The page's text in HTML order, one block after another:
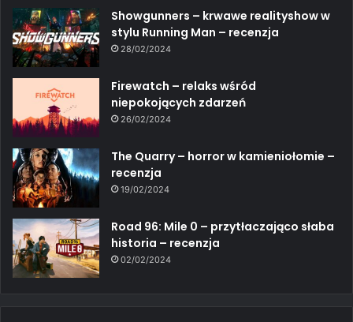
Showgunners – krwawe realityshow w
stylu Running Man – recenzja
28/02/2024
Firewatch – relaks wśród
niepokojących zdarzeń
26/02/2024
The Quarry – horror w kamieniołomie –
recenzja
19/02/2024
Road 96: Mile 0 – przytłaczająco słaba
historia – recenzja
02/02/2024